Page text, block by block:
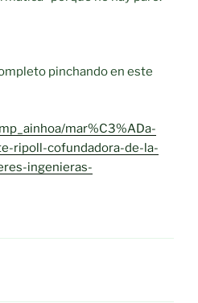
pinchando en este
mar%C3%ADa-
ripoll-cofundadora-de-la-
ingenieras-